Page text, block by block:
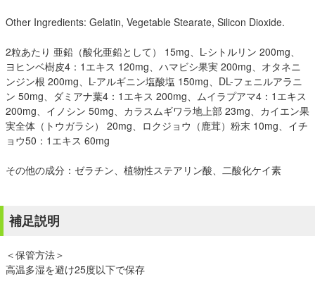
Other Ingredients: Gelatin, Vegetable Stearate, Silicon Dioxide.
2粒あたり 亜鉛（酸化亜鉛として） 15mg、L-シトルリン 200mg、
ヨヒンベ樹皮4：1エキス 120mg、ハマビシ果実 200mg、オタネニ
ンジン根 200mg、L-アルギニン塩酸塩 150mg、DL-フェニルアラニ
ン 50mg、ダミアナ葉4：1エキス 200mg、ムイラプアマ4：1エキス
200mg、イノシン 50mg、カラスムギワラ地上部 23mg、カイエン果
実全体（トウガラシ） 20mg、ロクジョウ（鹿茸）粉末 10mg、イチ
ョウ50：1エキス 60mg
その他の成分：ゼラチン、植物性ステアリン酸、二酸化ケイ素
補足説明
＜保管方法＞
高温多湿を避け25度以下で保存